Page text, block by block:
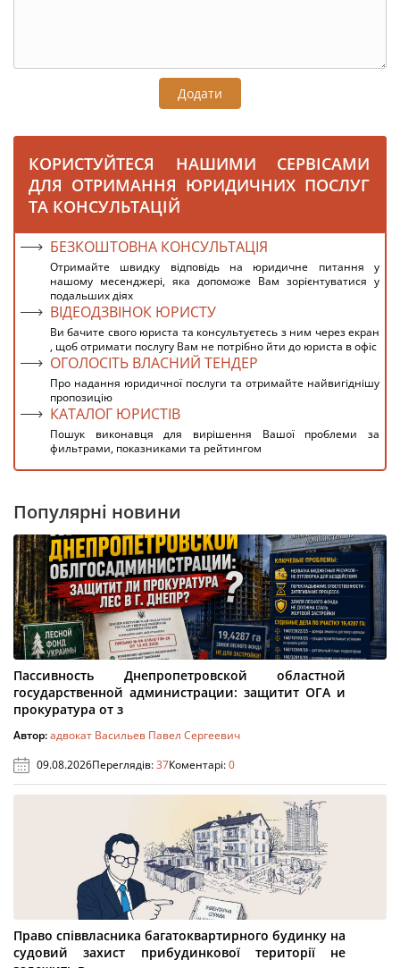
Додати
КОРИСТУЙТЕСЯ НАШИМИ СЕРВІСАМИ
ДЛЯ ОТРИМАННЯ ЮРИДИЧНИХ ПОСЛУГ
ТА КОНСУЛЬТАЦІЙ
БЕЗКОШТОВНА КОНСУЛЬТАЦІЯ
Отримайте швидку відповідь на юридичне питання у
нашому месенджері, яка допоможе Вам зорієнтуватися у
подальших діях
ВІДЕОДЗВІНОК ЮРИСТУ
Ви бачите свого юриста та консультуєтесь з ним через екран
, щоб отримати послугу Вам не потрібно йти до юриста в офіс
ОГОЛОСІТЬ ВЛАСНИЙ ТЕНДЕР
Про надання юридичної послуги та отримайте найвигіднішу
пропозицію
КАТАЛОГ ЮРИСТІВ
Пошук виконавця для вирішення Вашої проблеми за
фильтрами, показниками та рейтингом
Популярні новини
Пассивность Днепропетровской областной
государственной администрации: защитит ОГА и
прокуратура от з
Автор:адвокат Васильев Павел Сергеевич
09.08.2026Переглядів:37Коментарі:0
Право співвласника багатоквартирного будинку на
судовий захист прибудинкової території не